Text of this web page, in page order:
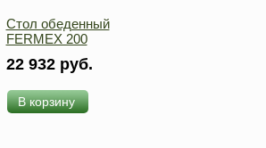
Стол обеденный
FERMEX 200
22 932 руб.
В корзину